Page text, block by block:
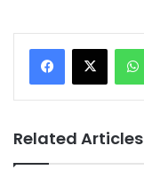
Related Articles